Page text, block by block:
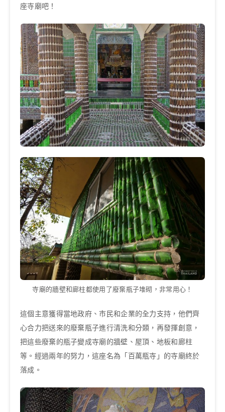
座寺廟吧！
寺廟的牆壁和廊柱都使用了廢棄瓶子堆砌，非常用心！
這個主意獲得當地政府、市民和企業的全力支持，他們齊
心合力把送來的廢棄瓶子進行清洗和分類，再發揮創意，
把這些廢棄的瓶子變成寺廟的牆壁、屋頂、地板和廊柱
等。經過兩年的努力，這座名為「百萬瓶寺」的寺廟終於
落成。